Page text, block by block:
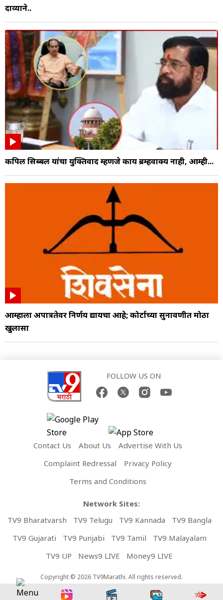
दाव्याने..
कपिल सिब्बल यांचा युक्तिवाद म्हणजे काय ब्रम्हवाक्य नाही, आम्ही...
आम्हाला अपात्रतेवर निर्णय द्यायचा आहे; कोर्टाच्या सुनावणीत मोठा
खुलासा
FOLLOW US ON
Contact Us About Us
Advertise With Us
Complaint Redressal
Privacy Policy
Terms and Conditions
Network Sites:
TV9 Bharatvarsh
TV9 Telugu TV9 Kannada
TV9 Bangla
TV9 Gujarati
TV9 Punjabi TV9 Tamil
TV9 Malayalam
TV9 UP
News9 LIVE Money9 LIVE
Copyright © 2026 TV9Marathi. All rights reserved.